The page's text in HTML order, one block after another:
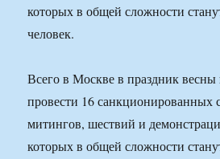
которых в общей сложности
человек.
Всего в Москве в праздник весны
провести 16 санкционированных
митингов, шествий и
которых в общей сложности